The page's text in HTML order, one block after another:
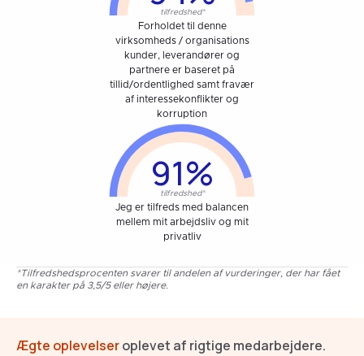
tilfredshed*
Forholdet til denne
virksomheds / organisations
kunder, leverandører og
partnere er baseret på
tillid/ordentlighed samt fravær
af interessekonflikter og
korruption
91%
tilfredshed*
Jeg er tilfreds med balancen
mellem mit arbejdsliv og mit
privatliv
*Tilfredshedsprocenten svarer til andelen af vurderinger, der har fået
en karakter på 3,5/5 eller højere.
Ægte oplevelseroplevet af rigtige medarbejdere.